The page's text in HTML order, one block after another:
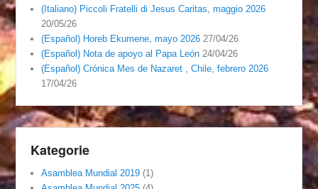
(Italiano) Piccoli Fratelli di Jesus Caritas, maggio 2026
20/05/26
(Español) Horeb Ekumene, mayo 2026 27/04/26
(Español) Nota de apoyo al Papa León 24/04/26
(Español) Crónica Mes de Nazaret , Chile, febrero 2026
17/04/26
Kategorie
Asamblea Mundial 2019 (1)